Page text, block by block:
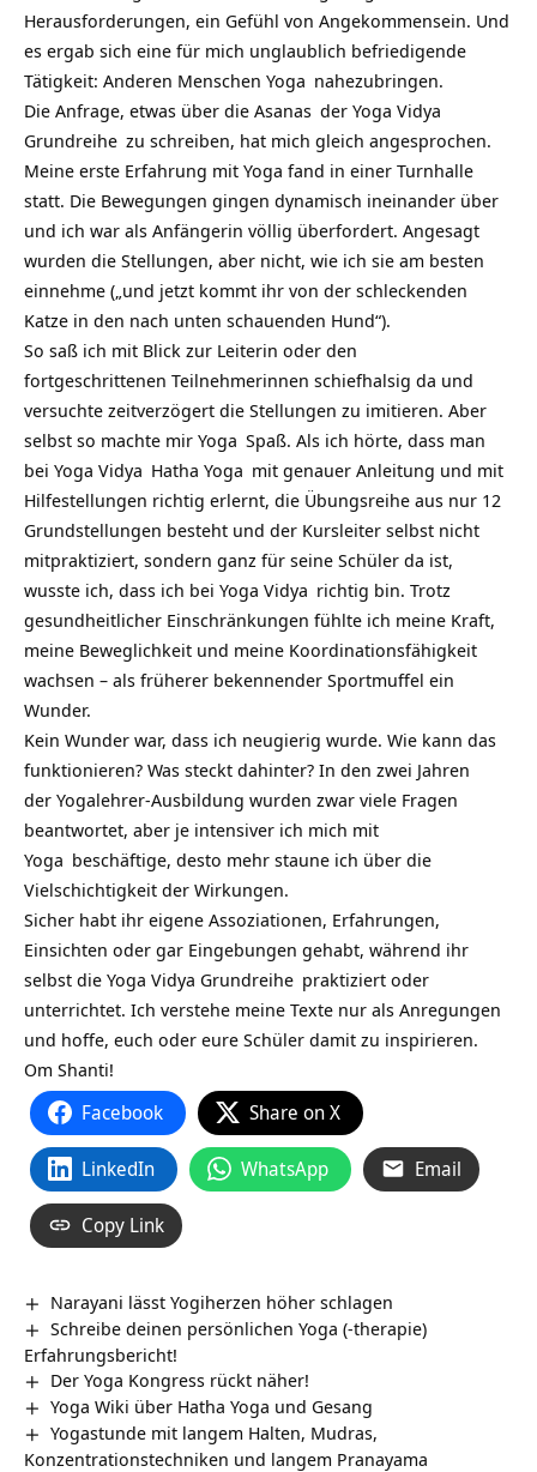
Herausforderungen, ein Gefühl von Angekommensein. Und
es ergab sich eine für mich unglaublich befriedigende
Tätigkeit: Anderen Menschen Yoga nahezubringen.
Die Anfrage, etwas über die Asanas der Yoga Vidya
Grundreihe zu schreiben, hat mich gleich angesprochen.
Meine erste Erfahrung mit Yoga fand in einer Turnhalle
statt. Die Bewegungen gingen dynamisch ineinander über
und ich war als Anfängerin völlig überfordert. Angesagt
wurden die Stellungen, aber nicht, wie ich sie am besten
einnehme („und jetzt kommt ihr von der schleckenden
Katze in den nach unten schauenden Hund“).
So saß ich mit Blick zur Leiterin oder den
fortgeschrittenen Teilnehmerinnen schiefhalsig da und
versuchte zeitverzögert die Stellungen zu imitieren. Aber
selbst so machte mir Yoga Spaß. Als ich hörte, dass man
bei Yoga Vidya Hatha Yoga mit genauer Anleitung und mit
Hilfestellungen richtig erlernt, die Übungsreihe aus nur 12
Grundstellungen besteht und der Kursleiter selbst nicht
mitpraktiziert, sondern ganz für seine Schüler da ist,
wusste ich, dass ich bei Yoga Vidya richtig bin. Trotz
gesundheitlicher Einschränkungen fühlte ich meine Kraft,
meine Beweglichkeit und meine Koordinationsfähigkeit
wachsen – als früherer bekennender Sportmuffel ein
Wunder.
Kein Wunder war, dass ich neugierig wurde. Wie kann das
funktionieren? Was steckt dahinter? In den zwei Jahren
der Yogalehrer-Ausbildung wurden zwar viele Fragen
beantwortet, aber je intensiver ich mich mit
Yoga beschäftige, desto mehr staune ich über die
Vielschichtigkeit der Wirkungen.
Sicher habt ihr eigene Assoziationen, Erfahrungen,
Einsichten oder gar Eingebungen gehabt, während ihr
selbst die Yoga Vidya Grundreihe praktiziert oder
unterrichtet. Ich verstehe meine Texte nur als Anregungen
und hoffe, euch oder eure Schüler damit zu inspirieren.
Om Shanti!
Facebook Share on X
LinkedIn WhatsApp Email
Copy Link
Narayani lässt Yogiherzen höher schlagen
Schreibe deinen persönlichen Yoga (-therapie)
Erfahrungsbericht!
Der Yoga Kongress rückt näher!
Yoga Wiki über Hatha Yoga und Gesang
Yogastunde mit langem Halten, Mudras,
Konzentrationstechniken und langem Pranayama